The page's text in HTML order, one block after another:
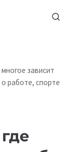
зависит
работе, спорте